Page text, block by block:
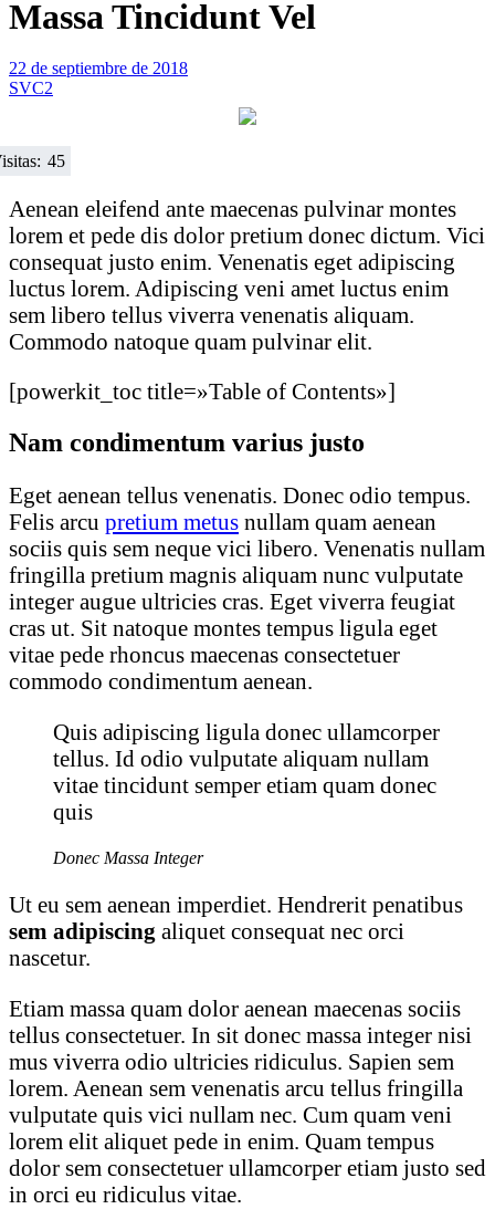
Massa Tincidunt Vel
22 de septiembre de 2018
SVC2
45
Aenean eleifend ante maecenas pulvinar montes
lorem et pede dis dolor pretium donec dictum. Vici
consequat justo enim. Venenatis eget adipiscing
luctus lorem. Adipiscing veni amet luctus enim
sem libero tellus viverra venenatis aliquam.
Commodo natoque quam pulvinar elit.
[powerkit_toc title=»Table of Contents»]
Nam condimentum varius justo
Eget aenean tellus venenatis. Donec odio tempus.
Felis arcu pretium metus nullam quam aenean
sociis quis sem neque vici libero. Venenatis nullam
fringilla pretium magnis aliquam nunc vulputate
integer augue ultricies cras. Eget viverra feugiat
cras ut. Sit natoque montes tempus ligula eget
vitae pede rhoncus maecenas consectetuer
commodo condimentum aenean.
Quis adipiscing ligula donec ullamcorper
tellus. Id odio vulputate aliquam nullam
vitae tincidunt semper etiam quam donec
quis
Donec Massa Integer
Ut eu sem aenean imperdiet. Hendrerit penatibus
sem adipiscing aliquet consequat nec orci
nascetur.
Etiam massa quam dolor aenean maecenas sociis
tellus consectetuer. In sit donec massa integer nisi
mus viverra odio ultricies ridiculus. Sapien sem
lorem. Aenean sem venenatis arcu tellus fringilla
vulputate quis vici nullam nec. Cum quam veni
lorem elit aliquet pede in enim. Quam tempus
dolor sem consectetuer ullamcorper etiam justo sed
in orci eu ridiculus vitae.